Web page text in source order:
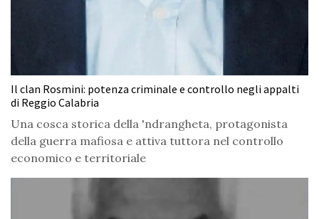
Il clan Rosmini: potenza criminale e controllo negli appalti
di Reggio Calabria
Una cosca storica della 'ndrangheta, protagonista
della guerra mafiosa e attiva tuttora nel controllo
economico e territoriale